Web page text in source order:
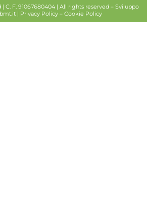
C. F. 91067680404 | All rights reserved – Sviluppo
| Privacy Policy– Cookie Policy